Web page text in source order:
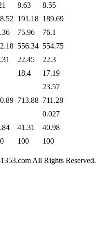
8.63
8.55
191.18 189.69
75.96
76.1
556.34 554.75
22.45
22.3
18.4
17.19
23.57
713.88 711.28
0.027
41.31
40.98
100 100
All Rights Reserved.